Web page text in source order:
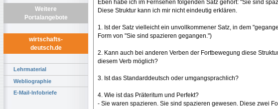
Weitere
Portalangebote
wirtschafts-
deutsch.de
Lehrmaterial
Webliographie
E-Mail-Infobriefe
Eben habe ich im Fernsehen folgenden Satz gehört: "Sie sind
Diese Struktur kann ich mir nicht eindeutig erklären.
1. Ist der Satz vielleicht ein unvollkommener Satz, in dem
Form von "Sie sind spazieren gegangen.")
2. Kann auch bei anderen Verben der Fortbewegung diese
diesem Verb möglich?
3. Ist das Standarddeutsch oder umgangsprachlich?
4. Wie ist das Präteritum und Perfekt?
- Sie waren spazieren. Sie sind spazieren gewesen. Diese zwei